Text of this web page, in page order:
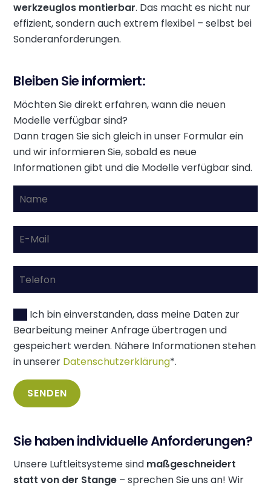
werkzeuglos montierbar. Das macht es nicht nur
effizient, sondern auch extrem flexibel – selbst bei
Sonderanforderungen.
Bleiben Sie informiert:
Möchten Sie direkt erfahren, wann die neuen
Modelle verfügbar sind?
Dann tragen Sie sich gleich in unser Formular ein
und wir informieren Sie, sobald es neue
Informationen gibt und die Modelle verfügbar sind.
Ich bin einverstanden, dass meine Daten zur
Bearbeitung meiner Anfrage übertragen und
gespeichert werden. Nähere Informationen stehen
in unserer Datenschutzerklärung*.
Sie haben individuelle Anforderungen?
Unsere Luftleitsysteme sind maßgeschneidert
statt von der Stange – sprechen Sie uns an! Wir